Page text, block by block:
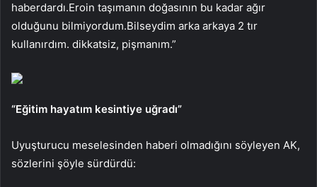
haberdardı.Eroin taşımanın doğasının bu kadar ağır
olduğunu bilmiyordum.Bilseydim arka arkaya 2 tır
kullanırdım. dikkatsiz, pişmanım.”
“Eğitim hayatım kesintiye uğradı”
Uyuşturucu meselesinden haberi olmadığını söyleyen AK,
sözlerini şöyle sürdürdü: